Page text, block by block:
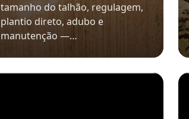
tamanho do talhão, regulagem,
plantio direto, adubo e
manutenção —…